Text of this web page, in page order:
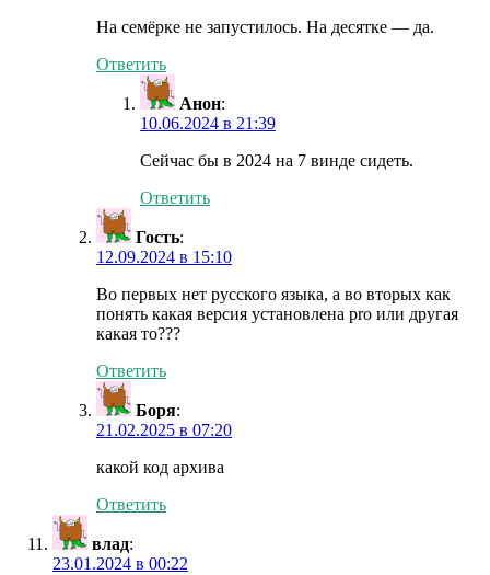
На семёрке не запустилось. На десятке — да.
Ответить
Анон:
10.06.2024 в 21:39
Сейчас бы в 2024 на 7 винде сидеть.
Ответить
Гость:
12.09.2024 в 15:10
Во первых нет русского языка, а во вторых как
понять какая версия установлена pro или другая
какая то???
Ответить
Боря:
21.02.2025 в 07:20
какой код архива
Ответить
влад:
23.01.2024 в 00:22